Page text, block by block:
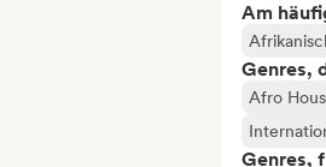
Am
Genres,
Afro
Genres,